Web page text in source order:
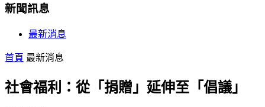
新聞訊息
最新消息
首頁 最新消息
社會福利：從「捐贈」延伸至「倡議」